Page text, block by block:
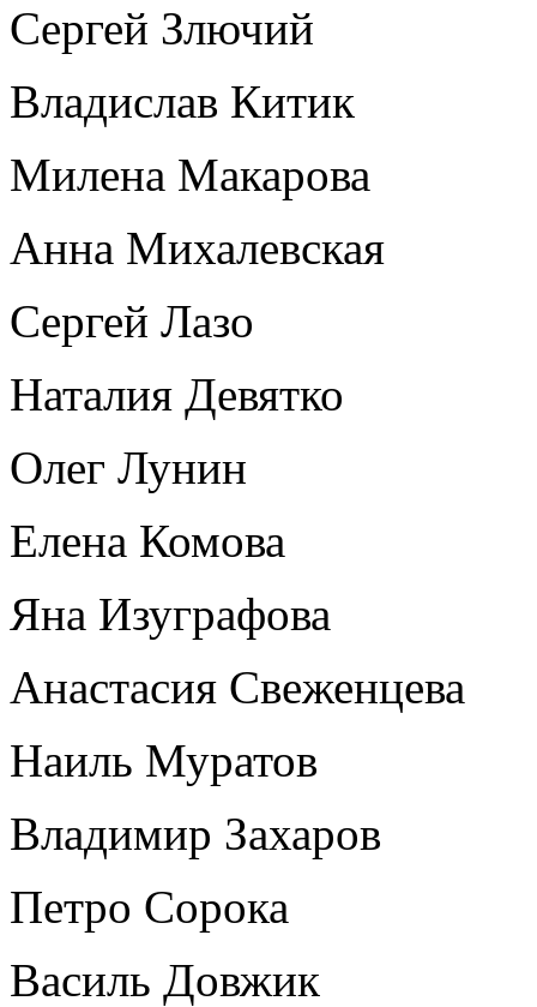
Сергей Злючий
Владислав Китик
Милена Макарова
Анна Михалевская
Сергей Лазо
Наталия Девятко
Олег Лунин
Елена Комова
Яна Изуграфова
Анастасия Свеженцева
Наиль Муратов
Владимир Захаров
Петро Сорока
Василь Довжик